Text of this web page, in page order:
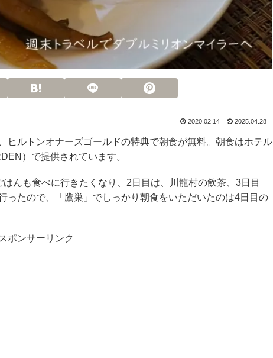
2020.02.14 2025.04.28
ヒルトンオナーズゴールドの特典で朝食が無料。朝食はホテル
）で提供されています。
んも食べに行きたくなり、2日目は、川龍村の飲茶、3日目
ったので、「鷹巣」でしっかり朝食をいただいたのは4日目の
スポンサーリンク